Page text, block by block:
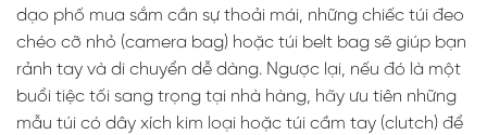
dạo phố mua sắm cần sự thoải mái, những chiếc túi đeo
chéo cỡ nhỏ (camera bag) hoặc túi belt bag sẽ giúp bạn
rảnh tay và di chuyển dễ dàng. Ngược lại, nếu đó là một
buổi tiệc tối sang trọng tại nhà hàng, hãy ưu tiên những
mẫu túi có dây xích kim loại hoặc túi cầm tay (clutch) để